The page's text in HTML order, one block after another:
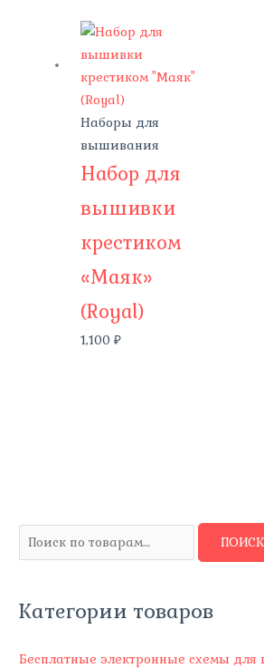
Наборы для
вышивания
Набор для
вышивки
крестиком
«Маяк»
(Royal)
1,100₽
с
а
ь
ПОИСК
Категории товаров
Бесплатные электронные схемы